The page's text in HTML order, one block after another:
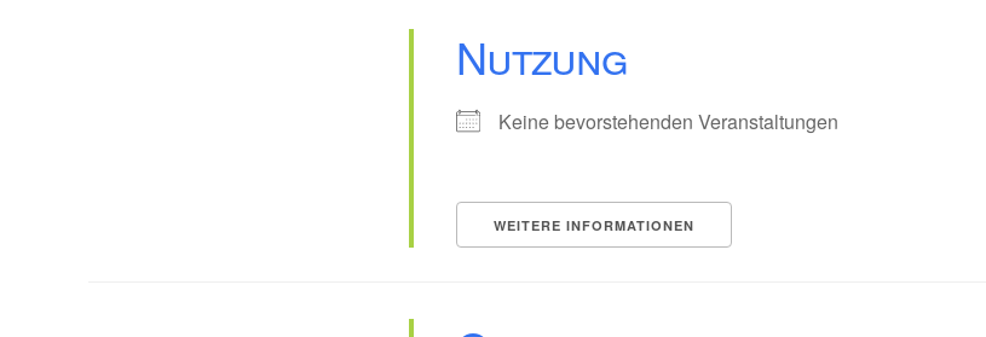
Nutzung
Keine bevorstehenden Veranstaltungen
WEITERE INFORMATIONEN